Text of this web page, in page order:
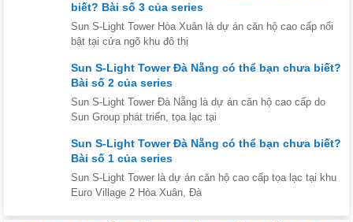
biết? Bài số 3 của series
Sun S-Light Tower Hòa Xuân là dự án căn hộ cao cấp nổi
bật tại cửa ngõ khu đô thị
Sun S-Light Tower Đà Nẵng có thể bạn chưa biết?
Bài số 2 của series
Sun S-Light Tower Đà Nẵng là dự án căn hộ cao cấp do
Sun Group phát triển, tọa lạc tại
Sun S-Light Tower Đà Nẵng có thể bạn chưa biết?
Bài số 1 của series
Sun S-Light Tower là dự án căn hộ cao cấp tọa lạc tại khu
Euro Village 2 Hòa Xuân, Đà